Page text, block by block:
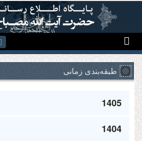
رفتن به محتوای اصلی
طبقه‌بندی زمانی
1405
1404